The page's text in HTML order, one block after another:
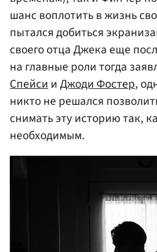
шанс воплотить в жизнь
пытался добиться
своего отца Джека еще
на главные роли тогда
Спейси иДжоди Фостер,
никто не решался
снимать эту историю так,
необходимым.